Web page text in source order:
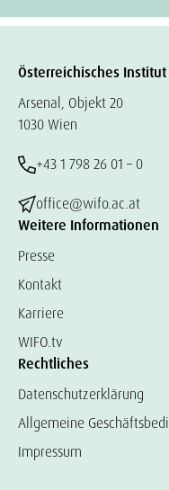
Österreichisches
Arsenal, Objekt 20
1030 Wien
+43 1 798 26 01 – 0
office@wifo.ac.at
Weitere Informationen
Presse
Kontakt
Karriere
WIFO.tv
Rechtliches
Datenschutzerklärung
Allgemeine
Impressum